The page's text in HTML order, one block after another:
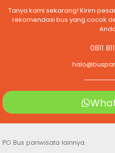
Tanya kami sekarang! Kirim
rekomendasi bus yang cocok
0811
PO Bus pariwisata lainnya: